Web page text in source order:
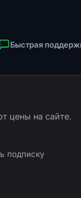
Быстрая
цены на сайте.
подписку